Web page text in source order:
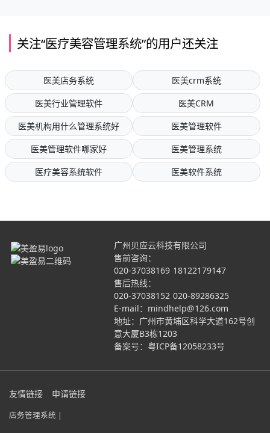
关注“医疗美容管理系统”的用户还关注
医美店务系统
医美crm系统
医美行业管理软件
医美CRM
医美机构用什么管理系统好
医美管理软件
医美管理软件哪家好
医美管理系统
医疗美容系统软件
医美软件系统
广州贝应云科技有限公司
售前咨询：
020-37038169 18122179147
售后热线：
020-37038152 020-89286325
E-mail：mindhelp@126.com
地址：广州市黄埔区科学大道162号创
意大厦B3栋1203
备案号： 粤ICP备12058233号
友情链接 申请链接
店务管理系统 |